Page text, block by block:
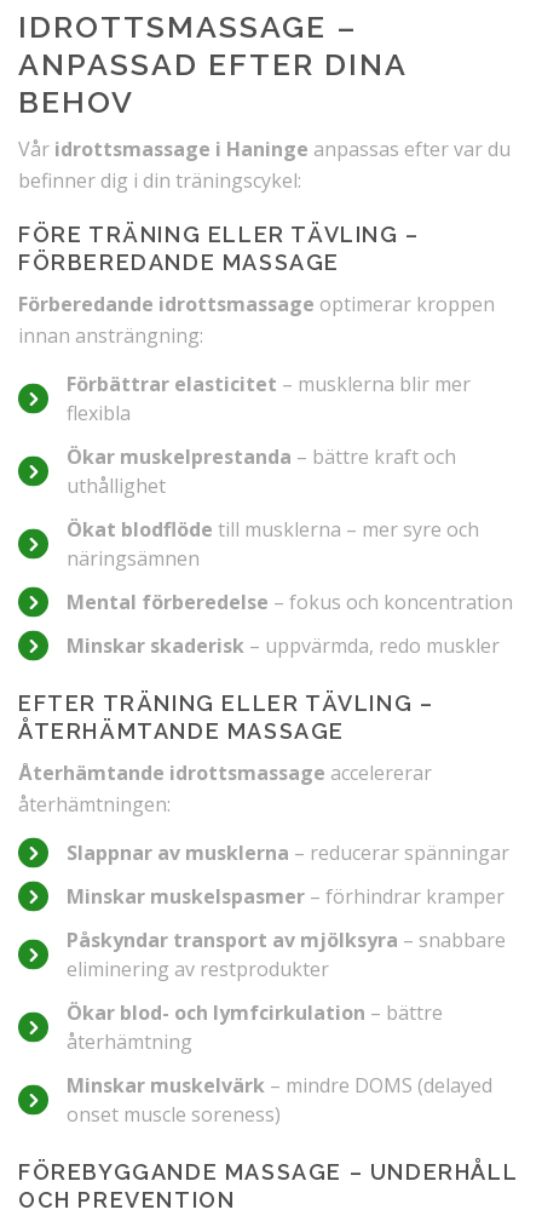
IDROTTSMASSAGE –
ANPASSAD EFTER DINA
BEHOV
Vår idrottsmassage i Haninge anpassas efter var du
befinner dig i din träningscykel:
FÖRE TRÄNING ELLER TÄVLING –
FÖRBEREDANDE MASSAGE
Förberedande idrottsmassage optimerar kroppen
innan ansträngning:
Förbättrar elasticitet – musklerna blir mer
flexibla
Ökar muskelprestanda – bättre kraft och
uthållighet
Ökat blodflöde till musklerna – mer syre och
näringsämnen
Mental förberedelse – fokus och koncentration
Minskar skaderisk – uppvärmda, redo muskler
EFTER TRÄNING ELLER TÄVLING –
ÅTERHÄMTANDE MASSAGE
Återhämtande idrottsmassage accelererar
återhämtningen:
Slappnar av musklerna – reducerar spänningar
Minskar muskelspasmer – förhindrar kramper
Påskyndar transport av mjölksyra – snabbare
eliminering av restprodukter
Ökar blod- och lymfcirkulation – bättre
återhämtning
Minskar muskelvärk – mindre DOMS (delayed
onset muscle soreness)
FÖREBYGGANDE MASSAGE – UNDERHÅLL
OCH PREVENTION